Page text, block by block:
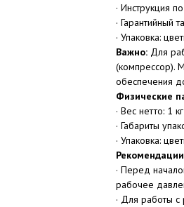
· Инструкция
· Гарантийный
· Упаковка:
Важно: Для
(компрессор).
обеспечения
Физические
· Вес нетто: 1 кг
· Габариты
· Упаковка:
· Перед
рабочее
· Для работы